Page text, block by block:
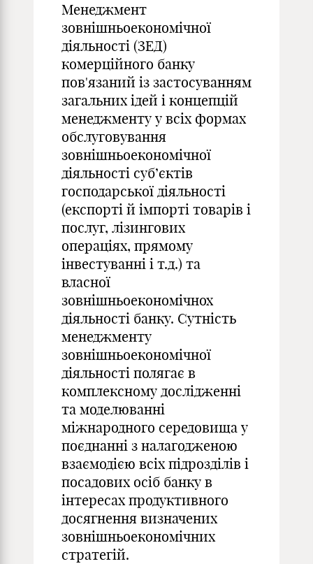
Менеджмент
зовнішньоекономічної
діяльності (ЗЕД)
комерційного банку
пов'язаний із застосуванням
загальних ідей і концепцій
менеджменту у всіх формах
обслуговування
зовнішньоекономічної
діяльності суб’єктів
господарської діяльності
(експорті й імпорті товарів і
послуг, лізингових
операціях, прямому
інвестуванні і т.д.) та
власної
зовнішньоекономічнох
діяльності банку. Сутність
менеджменту
зовнішньоекономічної
діяльності полягає в
комплексному дослідженні
та моделюванні
міжнародного середовища у
поєднанні з налагодженою
взаємодією всіх підрозділів і
посадових осіб банку в
інтересах продуктивного
досягнення визначених
зовнішньоекономічних
стратегій.